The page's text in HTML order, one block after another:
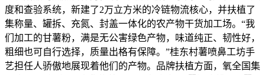
度和查验系统，新建了2万立方米的冷链物流核心，并扶植了
集称量、罐拆、充氮、封盖一体化的农产物干货加工场。“我
们加工的甘薯粉，满是无公害绿色产物，味道纯正、韧性好，
粗细也可自行选择，质量出格有保障。”桂东村薯喷鼻工坊手
艺担任人骄傲地展现着他们的产物。品牌扶植方面，氧全国集